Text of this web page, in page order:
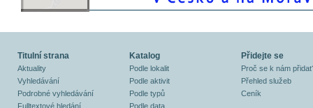
Titulní strana
Aktuality
Vyhledávání
Podrobné vyhledávání
Fulltextové hledání
Katalog
Podle lokalit
Podle aktivit
Podle typů
Podle data
Přidejte se
Proč se k nám
Přehled služeb
Ceník